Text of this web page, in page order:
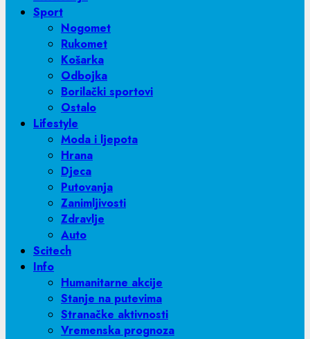
Sport
Nogomet
Rukomet
Košarka
Odbojka
Borilački sportovi
Ostalo
Lifestyle
Moda i ljepota
Hrana
Djeca
Putovanja
Zanimljivosti
Zdravlje
Auto
Scitech
Info
Humanitarne akcije
Stanje na putevima
Stranačke aktivnosti
Vremenska prognoza